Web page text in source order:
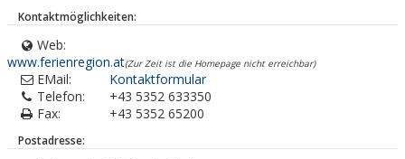
Kontaktmöglichkeiten:
Web:
www.ferienregion.at(Zur Zeit ist die Homepage nicht erreichbar)
EMail:
Kontaktformular
Telefon:
+43 5352 633350
Fax:
+43 5352 65200
Postadresse: